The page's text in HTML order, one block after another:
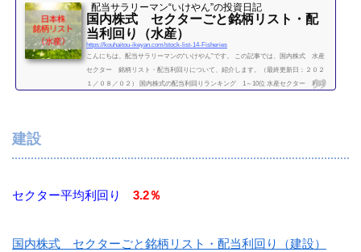
配当サラリーマン“いけやん”の投資日記 ​
国内株式 セクターごと銘柄リスト・配
当利回り（水産）
https://kouhaitou-ikeyan.com/stock-list-14-Fisheries
こんにちは。配当サラリーマンの“いけやん”です。 この記事では、国内株式 水産
セクター 銘柄リスト・配当利回りについて、紹介します。（最終更新日：２０２
１／０８／０２） 国内株式の配当利回りランキング 1～10位 水産セクター 利回
続きを読む
建設
セクター平均利回り 3.2％
国内株式 セクターごと銘柄リスト・配当利回り（建設）